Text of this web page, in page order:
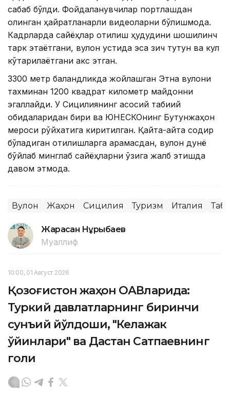
сабаб бўлди. Фойдаланувчилар портлашдан
олинган ҳайратланарли видеоларни бўлишмоқда.
Кадрларда сайёҳлар отилиш ҳудудини шошилинч
тарк этаётгани, вулқон устида эса зич тутун ва кул
кўтарилаётгани акс этган.
3300 метр баландликда жойлашган Этна вулқони
тахминан 1200 квадрат километр майдонни
эгаллайди. У Сицилиянинг асосий табиий
обидаларидан бири ва ЮНЕСКОнинг Бутунжаҳон
мероси рўйхатига киритилган. Қайта-қайта содир
бўладиган отилишларга қарамасдан, вулқон дунё
бўйлаб минглаб сайёҳларни ўзига жалб этишда
давом этмоқда.
Вулқон Жаҳон Сицилия Туризм Италия
Жарасқан Нұрыбаев
Муаллиф
10:00, 01 Август 2026
Қозоғистон жаҳон ОАВларида:
Туркий давлатларнинг биринчи
сунъий йўлдоши, "Келажак
ўйинлари" ва Дастан Сатпаевнинг
голи